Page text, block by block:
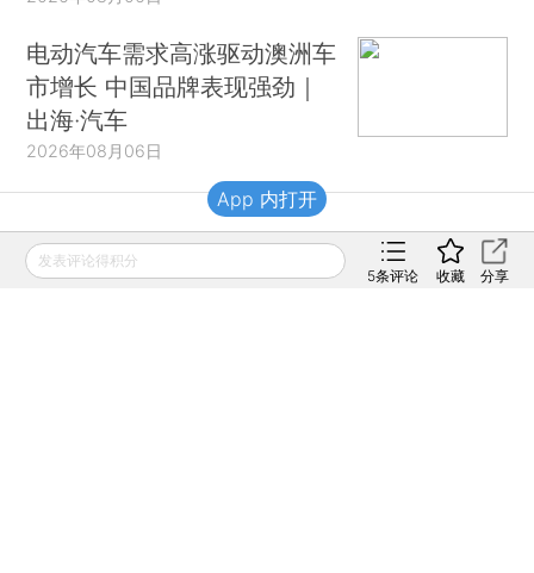
电动汽车需求高涨驱动澳洲车
市增长 中国品牌表现强劲｜
出海·汽车
2026年08月06日
财新移动
发表评论得积分
5条评论 收藏 分享
App 内打开